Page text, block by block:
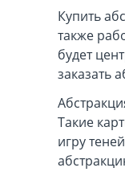
Купить
также
будет
заказать
Такие
игру